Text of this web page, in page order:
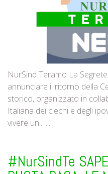
NurSind Teramo La
annunciare il ritorno della
storico, organizzato in
Italiana dei ciechi e degli
vivere un... ...
#NurSindTe